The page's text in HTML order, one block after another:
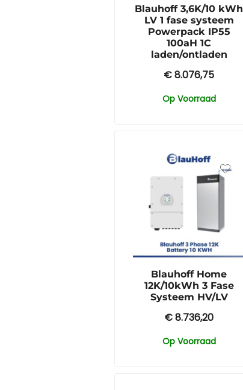
Blauhoff 3,6K/10 kWh
LV 1 fase systeem
Powerpack IP55
100aH 1C
laden/ontladen
€8.076,75
Op Voorraad
Blauhoff Home
12K/10kWh 3 Fase
Systeem HV/LV
€8.736,20
Op Voorraad